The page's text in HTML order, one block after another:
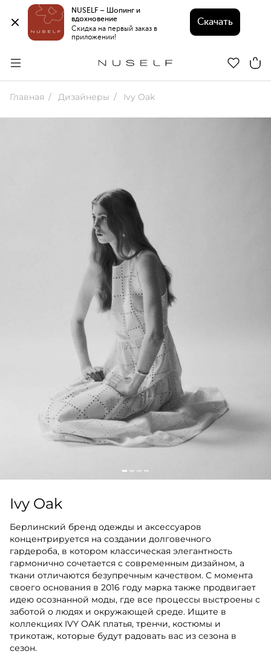
NUSELF – Шопинг и
вдохновение
Скидка на первый заказ в
приложении!
Скачать
Главная Дизайнеры Ivy Oak
Ivy Oak
Берлинский бренд одежды и аксессуаров
концентрируется на создании долговечного
гардероба, в котором классическая элегантность
гармонично сочетается с современным дизайном, а
ткани отличаются безупречным качеством. С момента
своего основания в 2016 году марка также продвигает
идею осознанной моды, где все процессы выстроены с
заботой о людях и окружающей среде. Ищите в
коллекциях IVY OAK платья, тренчи, костюмы и
трикотаж, которые будут радовать вас из сезона в
сезон.